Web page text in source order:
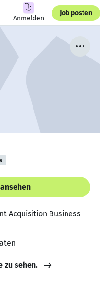
Anmelden
Job posten
Acquisition Business
zu sehen.